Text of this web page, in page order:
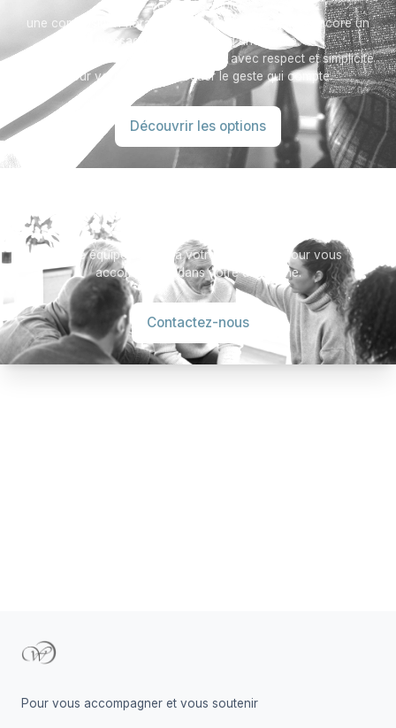
vous ressemble :
une composition florale, une plaque, un arbre, ou encore un
message accompagné d'une photo.
Toutes nos options sont présentées avec respect et simplicité
pour vous aider à marquer le geste qui compte.
Découvrir les options
Notre équipe se tient à votre disposition pour vous
accompagner dans votre démarche.
Contactez-nous
Footer
Pour vous accompagner et vous soutenir